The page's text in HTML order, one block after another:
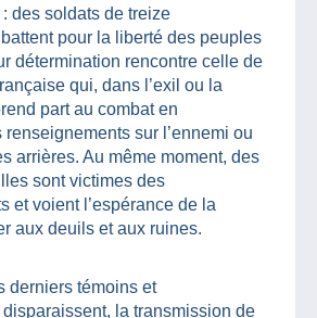
: des soldats de treize
pour la liberté des peuples
détermination rencontre celle de
qui, dans l’exil ou la
part au combat en
sur l’ennemi ou
arrières. Au même moment, des
sont victimes des
et voient l’espérance de la
aux deuils et aux ruines.
derniers témoins et
la transmission de